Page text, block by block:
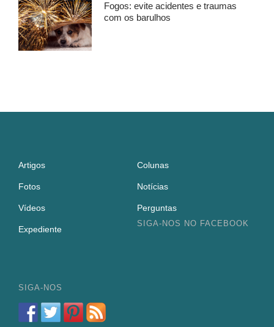
Fogos: evite acidentes e traumas
com os barulhos
Artigos Colunas
Fotos Notícias
Vídeos Perguntas
Expediente
SIGA-NOS NO FACEBOOK
SIGA-NOS